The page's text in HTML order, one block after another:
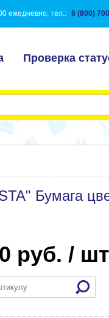
ежедневно, тел.: 8 (800)
Проверка
Бумага
руб. /